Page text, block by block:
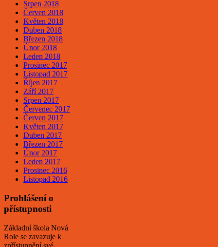
Srpen 2018
Červen 2018
Květen 2018
Duben 2018
Březen 2018
Únor 2018
Leden 2018
Prosinec 2017
Listopad 2017
Říjen 2017
Září 2017
Srpen 2017
Červenec 2017
Červen 2017
Květen 2017
Duben 2017
Březen 2017
Únor 2017
Leden 2017
Prosinec 2016
Listopad 2016
Prohlášení o
přístupnosti
Základní škola Nová
Role se zavazuje k
zpřístupnění své